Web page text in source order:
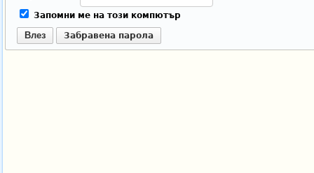
Запомни ме на този компютър
Влез Забравена парола